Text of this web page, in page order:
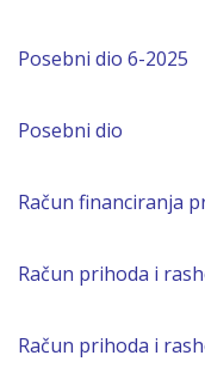
Posebni dio 6-2025
Posebni dio
Račun financiranja
Račun prihoda i
Račun prihoda i